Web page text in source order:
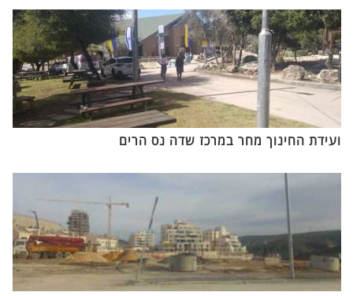
ועידת החינוך מחר במרכז שדה נס הרים